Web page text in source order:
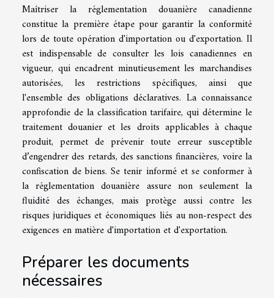
Maîtriser la réglementation douanière canadienne
constitue la première étape pour garantir la conformité
lors de toute opération d'importation ou d'exportation. Il
est indispensable de consulter les lois canadiennes en
vigueur, qui encadrent minutieusement les marchandises
autorisées, les restrictions spécifiques, ainsi que
l'ensemble des obligations déclaratives. La connaissance
approfondie de la classification tarifaire, qui détermine le
traitement douanier et les droits applicables à chaque
produit, permet de prévenir toute erreur susceptible
d’engendrer des retards, des sanctions financières, voire la
confiscation de biens. Se tenir informé et se conformer à
la réglementation douanière assure non seulement la
fluidité des échanges, mais protège aussi contre les
risques juridiques et économiques liés au non-respect des
exigences en matière d'importation et d'exportation.
Préparer les documents
nécessaires